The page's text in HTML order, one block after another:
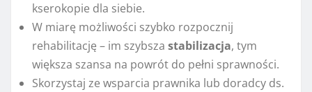
kserokopie dla siebie.
W miarę możliwości szybko rozpocznij
rehabilitację – im szybsza stabilizacja, tym
większa szansa na powrót do pełni sprawności.
Skorzystaj ze wsparcia prawnika lub doradcy ds.